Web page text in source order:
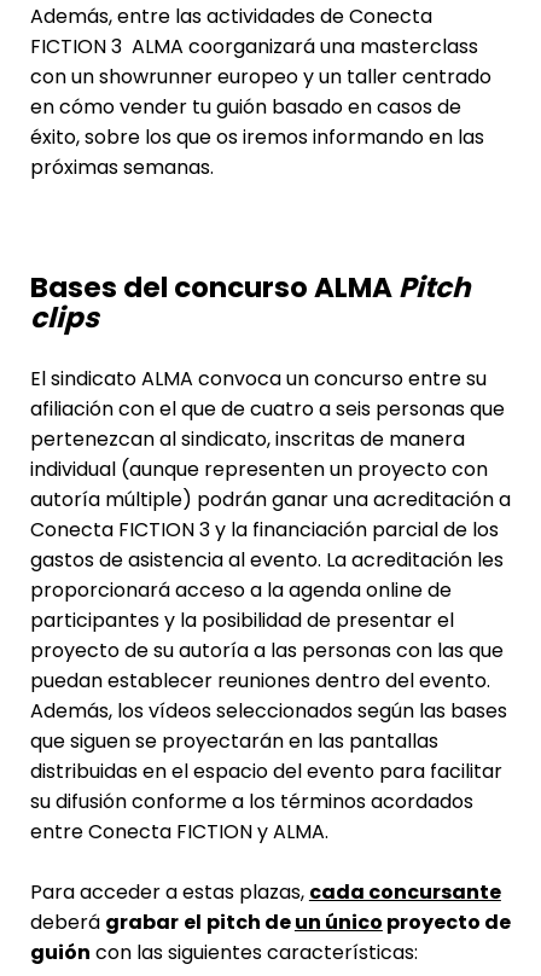
Además, entre las actividades deConecta
FICTION 3ALMA coorganizará una masterclass
con un showrunner europeo y un taller centrado
en cómo vender tu guión basado en casos de
éxito, sobre los que os iremos informando en las
próximas semanas.
Bases del concurso ALMAPitch
clips
El sindicato ALMA convoca un concurso entre su
afiliación con el que de cuatro a seis personas que
pertenezcan al sindicato, inscritas de manera
individual (aunque representen un proyecto con
autoría múltiple) podrán ganar una acreditación a
Conecta FICTION 3 y la financiación parcial de los
gastos de asistencia al evento. La acreditación les
proporcionará acceso a la agenda online de
participantes y la posibilidad de presentar el
proyecto de su autoría a las personas con las que
puedan establecer reuniones dentro del evento.
Además, los vídeos seleccionados según las bases
que siguen se proyectarán en las pantallas
distribuidas en el espacio del evento para facilitar
su difusión conforme a los términos acordados
entre Conecta FICTION y ALMA.
Para acceder a estas plazas, cada concursante
deberá grabar el pitch deun único proyecto de
guión con las siguientes características: